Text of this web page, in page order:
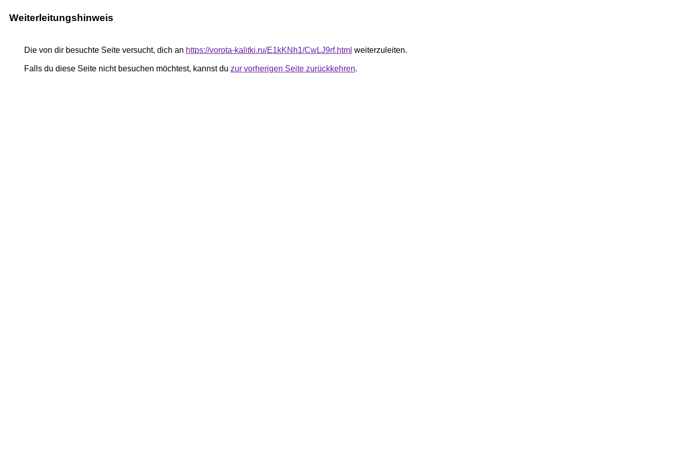
Weiterleitungshinweis
Die von dir besuchte Seite versucht, dich an https://vorota-kalitki.ru/E1kKNh1/CwLJ9rf.html weiterzuleiten.
Falls du diese Seite nicht besuchen möchtest, kannst du zur vorherigen Seite zurückkehren.